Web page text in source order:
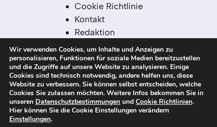
Cookie Richtlinie
Kontakt
Redaktion
Redaktionelle Leitlinien
Sitemap
Einsatz von KI in der
Redaktion
© 2026 kanaren-nachrichten.com – Alle
Wir verwenden Cookies, um Inhalte und Anzeigen zu
personalisieren, Funktionen für soziale Medien bereitzustellen
und die Zugriffe auf unsere Website zu analysieren. Einige
Cookies sind technisch notwendig, andere helfen uns, diese
Website zu verbessern. Sie können selbst entscheiden, welche
Cookies Sie zulassen möchten. Weitere Infos bekommen Sie in
unseren Datenschutzbestimmungen und Cookie Richtlinien.
Hier können Sie die Cookie Einstellungen verändern
Einstellungen.